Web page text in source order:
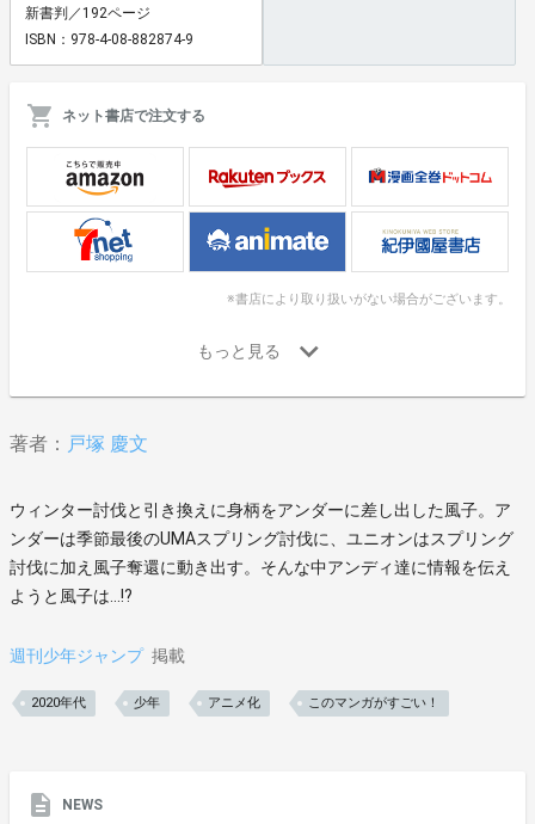
新書判／192ページ
ISBN：978-4-08-882874-9
ネット書店で注文する
※書店により取り扱いがない場合がございます。
著者： 戸塚 慶文
ウィンター討伐と引き換えに身柄をアンダーに差し出した風子。ア
ンダーは季節最後のUMAスプリング討伐に、ユニオンはスプリング
討伐に加え風子奪還に動き出す。そんな中アンディ達に情報を伝え
ようと風子は…!?
週刊少年ジャンプ 掲載
2020年代 少年 アニメ化 このマンガがすごい！
NEWS